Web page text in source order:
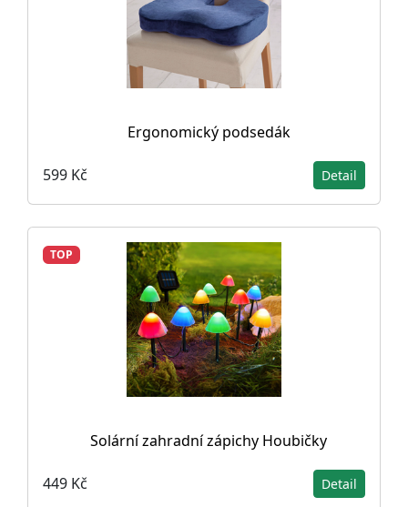
Ergonomický podsedák
599 Kč Detail
TOP
Solární zahradní zápichy Houbičky
449 Kč Detail